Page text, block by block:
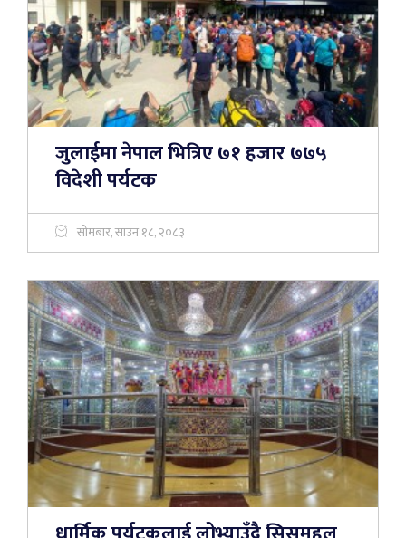
जुलाईमा नेपाल भित्रिए ७१ हजार ७७५
विदेशी पर्यटक
सोमबार, साउन १८, २०८३